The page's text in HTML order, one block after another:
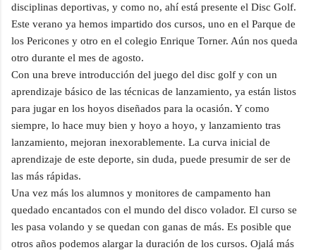
disciplinas deportivas, y como no, ahí está presente el Disc Golf.
Este verano ya hemos impartido dos cursos, uno en el Parque de
los Pericones y otro en el colegio Enrique Torner. Aún nos queda
otro durante el mes de agosto.
Con una breve introducción del juego del disc golf y con un
aprendizaje básico de las técnicas de lanzamiento, ya están listos
para jugar en los hoyos diseñados para la ocasión. Y como
siempre, lo hace muy bien y hoyo a hoyo, y lanzamiento tras
lanzamiento, mejoran inexorablemente. La curva inicial de
aprendizaje de este deporte, sin duda, puede presumir de ser de
las más rápidas.
Una vez más los alumnos y monitores de campamento han
quedado encantados con el mundo del disco volador. El curso se
les pasa volando y se quedan con ganas de más. Es posible que
otros años podemos alargar la duración de los cursos. Ojalá más